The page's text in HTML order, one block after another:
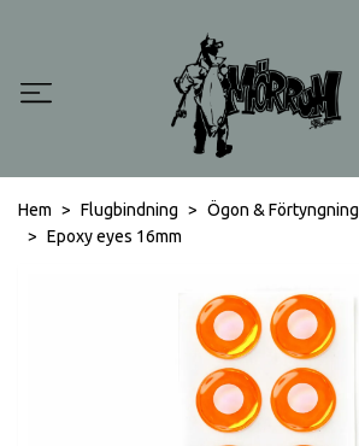
Hem Flugbindning
Ögon & Förtyngning
Epoxy eyes 16mm